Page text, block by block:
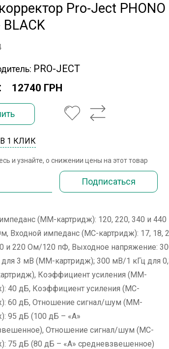
Pro-Ject PHONO
BLACK
PRO-JECT
12740 ГРН
1 КЛИК
и узнайте, о снижении цены на этот товар
(ММ-картридж): 120, 220, 340 и 440
Входной импеданс (МС-картридж): 17, 18,
и 220 Ом/120 пФ, Выходное напряжение:
3 мВ (ММ-картридж); 300 мВ/1 кГц для
Коэффициент усиления (MM-
40 дБ, Коэффициент усиления (MС-
60 дБ, Отношение сигнал/шум (MM-
95 дБ (100 дБ – «A»
Отношение сигнал/шум (MС-
75 дБ (80 дБ – «A» средневзвешенное)